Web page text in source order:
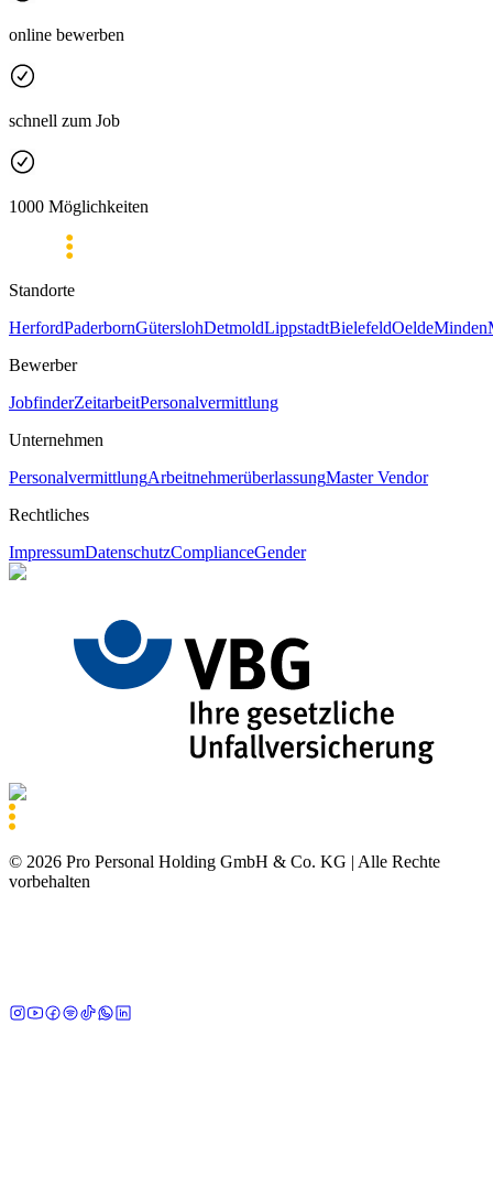
online bewerben
schnell zum Job
1000 Möglichkeiten
Standorte
HerfordPaderbornGüterslohDetmoldLippstadtBielefeldOeldeMinden
Bewerber
JobfinderZeitarbeitPersonalvermittlung
Unternehmen
PersonalvermittlungArbeitnehmerüberlassungMaster Vendor
Rechtliches
ImpressumDatenschutzComplianceGender
© 2026 Pro Personal Holding GmbH & Co. KG | Alle Rechte
vorbehalten